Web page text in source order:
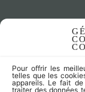
Pour offrir les
telles que les
appareils. Le fait
traiter des données
Nos
Articles zéro déchet
Fleurs séchées